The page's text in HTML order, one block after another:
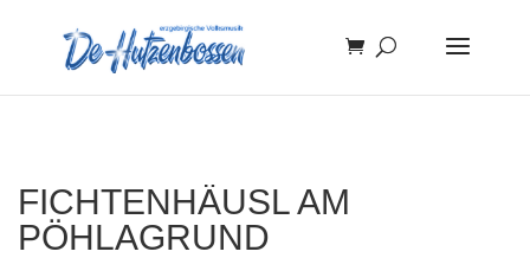
FICHTENHÄUSL AM
PÖHLAGRUND